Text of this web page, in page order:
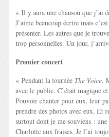
« Il y aura une chanson que j’ai
J’aime beaucoup écrire mais
présenter. Les autres que je
trop personnelles. Un jour,
Premier concert
« Pendant la tournée The Voice.
avec le public. C’était magique
Pouvoir chanter pour eux, leur
prendre des photos avec eux. Et
surtout dont je me souviens :
Charlotte aux fraises. Je l’ai